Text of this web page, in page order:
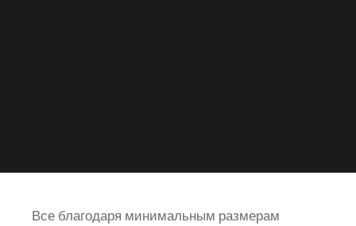
Все благодаря минимальным размерам